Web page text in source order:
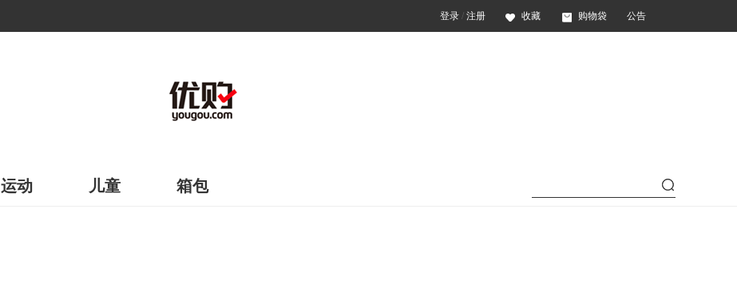
登录 / 注册 收藏 购物袋 公告
运动 儿童 箱包